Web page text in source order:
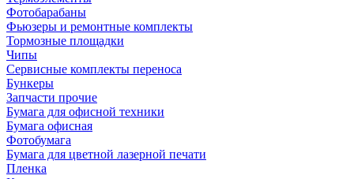
Фотобарабаны
Фьюзеры и ремонтные комплекты
Тормозные площадки
Чипы
Сервисные комплекты переноса
Бункеры
Запчасти прочие
Бумага для офисной техники
Бумага офисная
Фотобумага
Бумага для цветной лазерной печати
Пленка